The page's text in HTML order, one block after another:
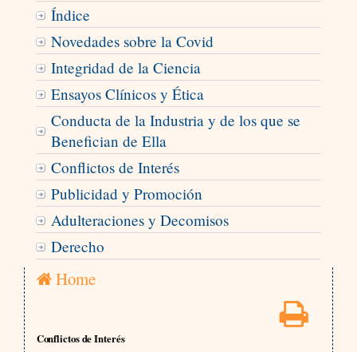
Índice
Novedades sobre la Covid
Integridad de la Ciencia
Ensayos Clínicos y Ética
Conducta de la Industria y de los que se
Benefician de Ella
Conflictos de Interés
Publicidad y Promoción
Adulteraciones y Decomisos
Derecho
Home
Conflictos de Interés